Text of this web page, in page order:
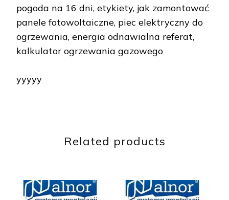
pogoda na 16 dni, etykiety, jak zamontować
panele fotowoltaiczne, piec elektryczny do
ogrzewania, energia odnawialna referat,
kalkulator ogrzewania gazowego
yyyyy
Related products